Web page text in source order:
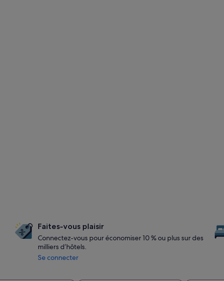
Faites-vous plaisir
Connectez-vous pour économiser 10 % ou plus sur des
milliers d’hôtels.
Se connecter